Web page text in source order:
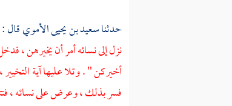
حدثناسعيد بن يحيى الأمويقال
نزل إلى نسائه أمر أن يخيرهن ،
أخيركن " . وتلا عليها آية
فسر بذلك ، وعرض على نسائه ،